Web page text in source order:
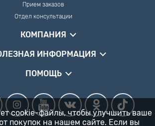
Прием заказов
Отдел консультации
КОМПАНИЯ
ИНФОРМАЦИЯ
ПОМОЩЬ
cookie-файлы, чтобы улучшить ваше
покупок на нашем сайте. Если вы